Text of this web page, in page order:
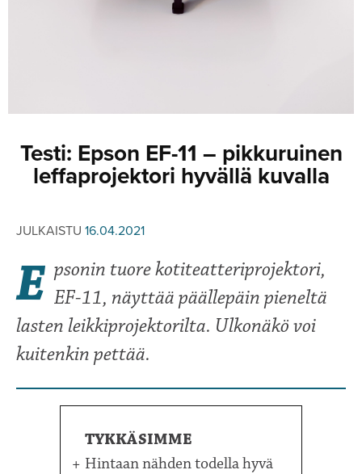
HAKU
Testi: Epson EF-11 – pikkuruinen
leffaprojektori hyvällä kuvalla
JULKAISTU 16.04.2021
E psonin tuore kotiteatteriprojektori,
EF-11, näyttää päällepäin pieneltä
lasten leikkiprojektorilta. Ulkonäkö voi
kuitenkin pettää.
TYKKÄSIMME
Hintaan nähden todella hyvä